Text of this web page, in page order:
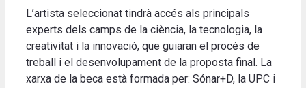
L’artista seleccionat tindrà accés als principals
experts dels camps de la ciència, la tecnologia, la
creativitat i la innovació, que guiaran el procés de
treball i el desenvolupament de la proposta final. La
xarxa de la beca està formada per: Sónar+D, la UPC i